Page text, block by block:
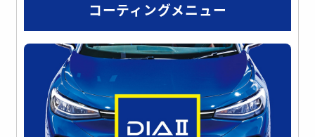
コーティングメニュー